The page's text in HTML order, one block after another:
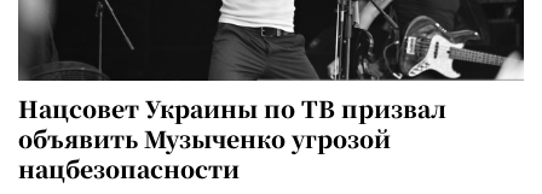
Нацсовет Украины по ТВ призвал
объявить Музыченко угрозой
нацбезопасности